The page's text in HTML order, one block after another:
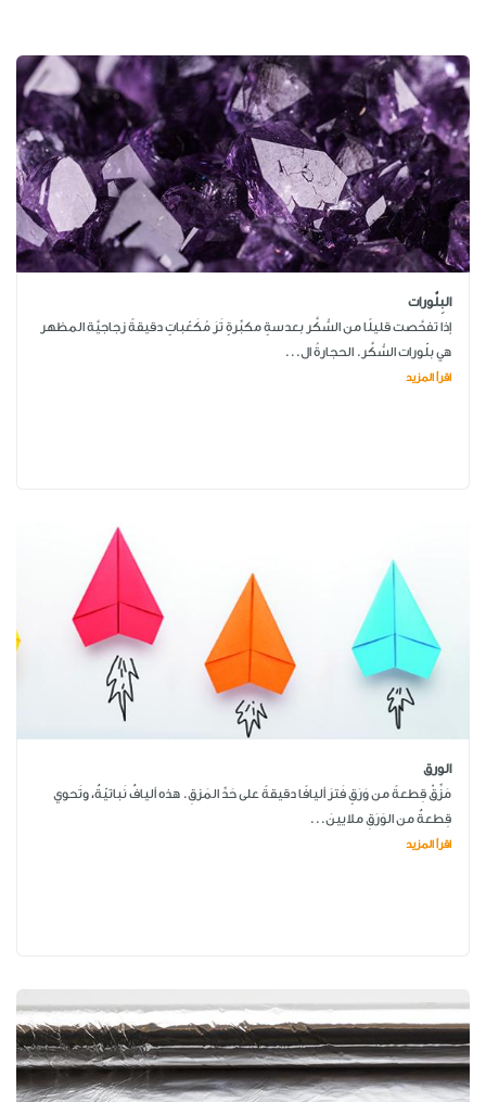
البِلَّورات
إذا تفحَّصت قليلًا من السُّكَّر بعدسةٍ مكبِّرةٍ تَرَ مُكَعّباتٍ دقيقةً زجاجيَّة المظهر
هي بلّورات السُّكَّر. الحجارةُ ال...
اقرأ المزيد
الورق
مَزِّقْ قِطعةً من وَرَقٍ فَترَ أليافًا دقيقةً على حَدِّ المَزقِ. هذه أليافٌ نَباتيّةٌ، وتَحوي
قِطعةٌ من الوَرَقِ ملايينَ...
اقرأ المزيد